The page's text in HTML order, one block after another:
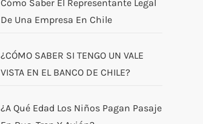
Cómo Saber El Representante Legal
De Una Empresa En Chile
¿CÓMO SABER SI TENGO UN VALE
VISTA EN EL BANCO DE CHILE?
¿A Qué Edad Los Niños Pagan Pasaje